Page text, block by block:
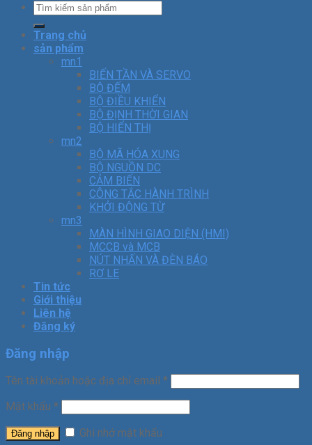
Trang chủ
sản phẩm
mn1
BIẾN TẦN VÀ SERVO
BỘ ĐẾM
BỘ ĐIỀU KHIỂN
BỘ ĐỊNH THỜI GIAN
BỘ HIỂN THỊ
mn2
BỘ MÃ HÓA XUNG
BỘ NGUỒN DC
CẢM BIẾN
CÔNG TẮC HÀNH TRÌNH
KHỞI ĐỘNG TỪ
mn3
MÀN HÌNH GIAO DIỆN (HMI)
MCCB và MCB
NÚT NHẤN VÀ ĐÈN BÁO
RƠ LE
Tin tức
Giới thiệu
Liên hệ
Đăng ký
Đăng nhập
Tên tài khoản hoặc địa chỉ email *
Mật khẩu *
Đăng nhập Ghi nhớ mật khẩu